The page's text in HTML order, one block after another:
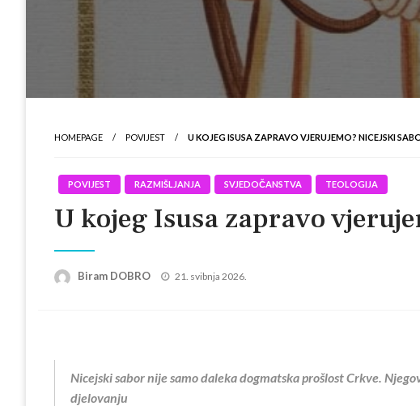
HOMEPAGE POVIJEST U KOJEG ISUSA ZAPRAVO VJERUJEMO? NICEJSKI
POVIJEST RAZMIŠLJANJA SVJEDOČANSTVA TEOLOGIJA
U kojeg Isusa zapravo
Biram DOBRO
Posted
21. svibnja 2026.
Nicejski sabor nije samo daleka dogmatska prošlost Crkve.
djelovanju